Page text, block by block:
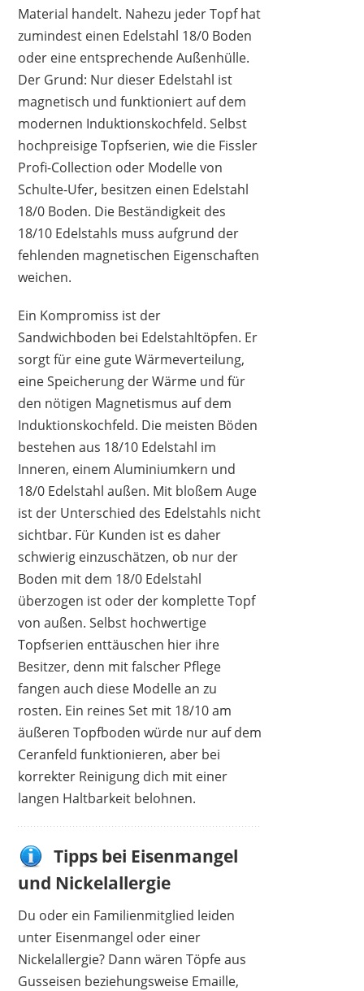
WMF
129,98 €
FLORINA
*
KHG
1 2 3 4 5 6
Material handelt. Nahezu jeder Topf hat
zumindest einen Edelstahl 18/0 Boden
oder eine entsprechende Außenhülle.
Der Grund: Nur dieser Edelstahl ist
magnetisch und funktioniert auf dem
modernen Induktionskochfeld. Selbst
hochpreisige Topfserien, wie die Fissler
Profi-Collection oder Modelle von
Schulte-Ufer, besitzen einen Edelstahl
18/0 Boden. Die Beständigkeit des
18/10 Edelstahls muss aufgrund der
fehlenden magnetischen Eigenschaften
weichen.
Ein Kompromiss ist der
Sandwichboden bei Edelstahltöpfen. Er
sorgt für eine gute Wärmeverteilung,
eine Speicherung der Wärme und für
den nötigen Magnetismus auf dem
Induktionskochfeld. Die meisten Böden
bestehen aus 18/10 Edelstahl im
Inneren, einem Aluminiumkern und
18/0 Edelstahl außen. Mit bloßem Auge
ist der Unterschied des Edelstahls nicht
sichtbar. Für Kunden ist es daher
schwierig einzuschätzen, ob nur der
Boden mit dem 18/0 Edelstahl
überzogen ist oder der komplette Topf
von außen. Selbst hochwertige
Topfserien enttäuschen hier ihre
Besitzer, denn mit falscher Pflege
fangen auch diese Modelle an zu
rosten. Ein reines Set mit 18/10 am
äußeren Topfboden würde nur auf dem
Ceranfeld funktionieren, aber bei
korrekter Reinigung dich mit einer
langen Haltbarkeit belohnen.
Tipps bei Eisenmangel
und Nickelallergie
Du oder ein Familienmitglied leiden
unter Eisenmangel oder einer
Nickelallergie? Dann wären Töpfe aus
Gusseisen beziehungsweise Emaille,